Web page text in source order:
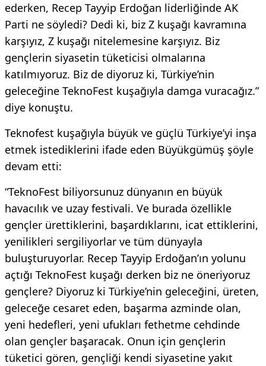
ederken, Recep Tayyip Erdoğan liderliğinde AK
Parti ne söyledi? Dedi ki, biz Z kuşağı kavramına
karşıyız, Z kuşağı nitelemesine karşıyız. Biz
gençlerin siyasetin tüketicisi olmalarına
katılmıyoruz. Biz de diyoruz ki, Türkiye’nin
geleceğine TeknoFest kuşağıyla damga vuracağız.”
diye konuştu.
Teknofest kuşağıyla büyük ve güçlü Türkiye’yi inşa
etmek istediklerini ifade eden Büyükgümüş şöyle
devam etti:
“TeknoFest biliyorsunuz dünyanın en büyük
havacılık ve uzay festivali. Ve burada özellikle
gençler ürettiklerini, başardıklarını, icat ettiklerini,
yenilikleri sergiliyorlar ve tüm dünyayla
buluşturuyorlar. Recep Tayyip Erdoğan’ın yolunu
açtığı TeknoFest kuşağı derken biz ne öneriyoruz
gençlere? Diyoruz ki Türkiye’nin geleceğini, üreten,
geleceğe cesaret eden, başarma azminde olan,
yeni hedefleri, yeni ufukları fethetme cehdinde
olan gençler başaracak. Onun için gençlerin
tüketici gören, gençliği kendi siyasetine yakıt